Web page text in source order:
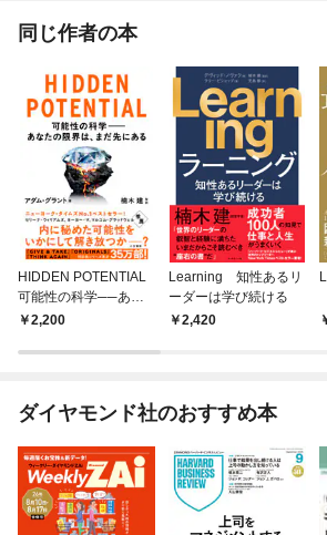
同じ作者の本
HIDDEN POTENTIAL
可能性の科学──あな
たの限界は、まだ先に
2,200
Learning 知性あるリ
ーダーは学び続ける
2,420
ダイヤモンド社のおすすめ本